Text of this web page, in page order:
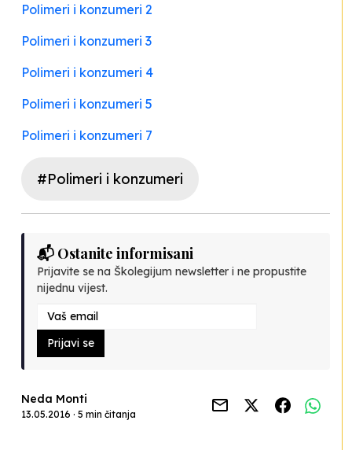
Polimeri i konzumeri 2
Polimeri i konzumeri 3
Polimeri i konzumeri 4
Polimeri i konzumeri 5
Polimeri i konzumeri 7
#Polimeri i konzumeri
📬 Ostanite informisani
Prijavite se na Školegijum newsletter i ne propustite
nijednu vijest.
Prijavi se
Neda Monti
13.05.2016 · 5 min čitanja